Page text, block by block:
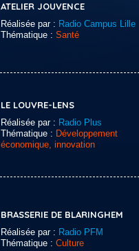
ATELIER JOUVENCE
Réalisée par : Radio Campus Lille
Thématique : Santé
LE LOUVRE-LENS
Réalisée par : Radio Plus
Thématique : Développement
économique, innovation
BRASSERIE DE BLARINGHEM
Réalisée par : Radio PFM
Thématique : Culture